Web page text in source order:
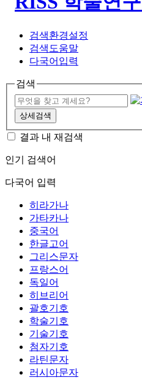
검색환경설정
검색도움말
다국어입력
검색
상세검색
결과 내 재검색
인기 검색어
다국어 입력
히라가나
가타카나
중국어
한글고어
그리스문자
프랑스어
독일어
히브리어
괄호기호
학술기호
기술기호
첨자기호
라틴문자
러시아문자